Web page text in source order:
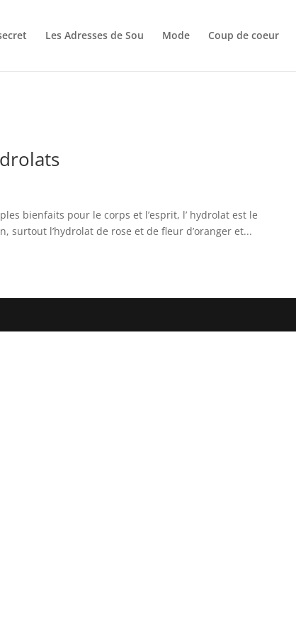
Les Adresses de Sou Mode Coup de coeur
bienfaits pour le corps et l’esprit, l’ hydrolat est le
surtout l’hydrolat de rose et de fleur d’oranger et...